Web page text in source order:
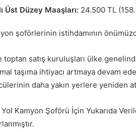
Üst Düzey Maaşları: 24.500 TL
şoförlerinin istihdamının
toptan satış kuruluşları ülke
taşıma ihtiyacı artmaya devam
daha yakın yerlere yeniden
Kamyon Şoförü İçin Yukarıda